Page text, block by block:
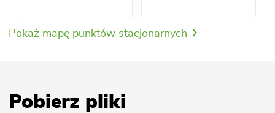
Pokaż mapę punktów stacjonarnych
Pobierz pliki